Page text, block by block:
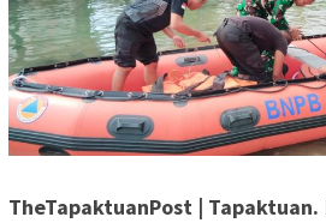
TheTapaktuanPost | Tapaktuan.